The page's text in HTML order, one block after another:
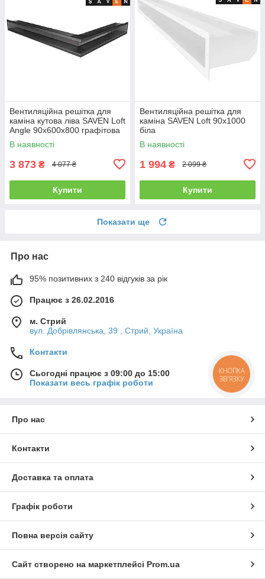
Вентиляційна решітка для
каміна кутова ліва SAVEN Loft
Angle 90х600х800 графітова
В наявності
3 873 ₴ 4 077 ₴
Купити
Вентиляційна решітка для
каміна SAVEN Loft 90х1000
біла
В наявності
1 994 ₴ 2 099 ₴
Купити
Показати ще
Про нас
95% позитивних з 240 відгуків за рік
Працює з 26.02.2016
м. Стрий
вул. Добрівлянська, 39 , Стрий, Україна
Контакти
Сьогодні працює з 09:00 до 15:00
Показати весь графік роботи
Про нас
Контакти
Доставка та оплата
Графік роботи
Повна версія сайту
Сайт створено на маркетплейсі Prom.ua
КНОПКА
ЗВ'ЯЗКУ